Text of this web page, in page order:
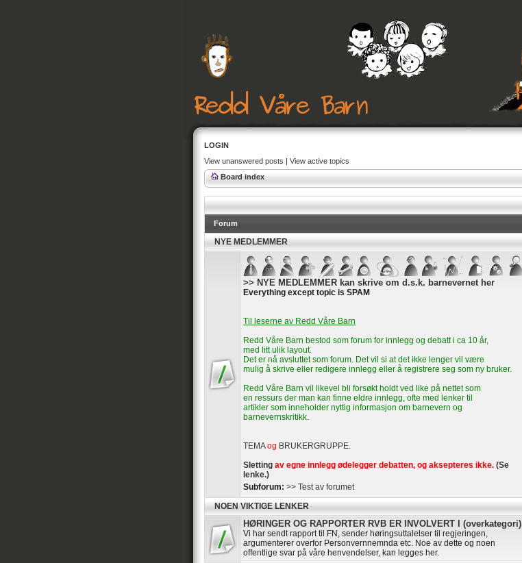
LOGIN
View unanswered posts | View active topics
Board index
Forum
NYE MEDLEMMER
>> NYE MEDLEMMER kan skrive om d.s.k. barnevernet her
Everything except topic is SPAM
Til leserne av Redd Våre Barn
Redd Våre Barn bestod som forum for innlegg og debatt i ca 10 år,
med litt ulik layout.
Det er nå avsluttet som forum. Det vil si at det ikke lenger vil være
mulig å skrive eller redigere innlegg eller å registrere seg som ny bruker.
Redd Våre Barn vil likevel bli forsøkt holdt ved like på nettet som
en ressurs der man kan finne eldre innlegg, ofte med lenker til
artikler som inneholder nyttig informasjon om barnevern og
barnevernskritikk.
TEMAog BRUKERGRUPPE.
Sletting av egne innlegg ødelegger debatten, og aksepteres ikke. (Se
lenke.)
Subforum: >> Test av forumet
NOEN VIKTIGE LENKER
HØRINGER OG RAPPORTER RVB ER INVOLVERT I (overkategori)
Vi har sendt rapport til FN, sender høringsuttalelser til regjeringen,
argumenterer overfor Personvernnemnda etc. Noe av dette og noen
offentlige svar på våre henvendelser, kan legges her.